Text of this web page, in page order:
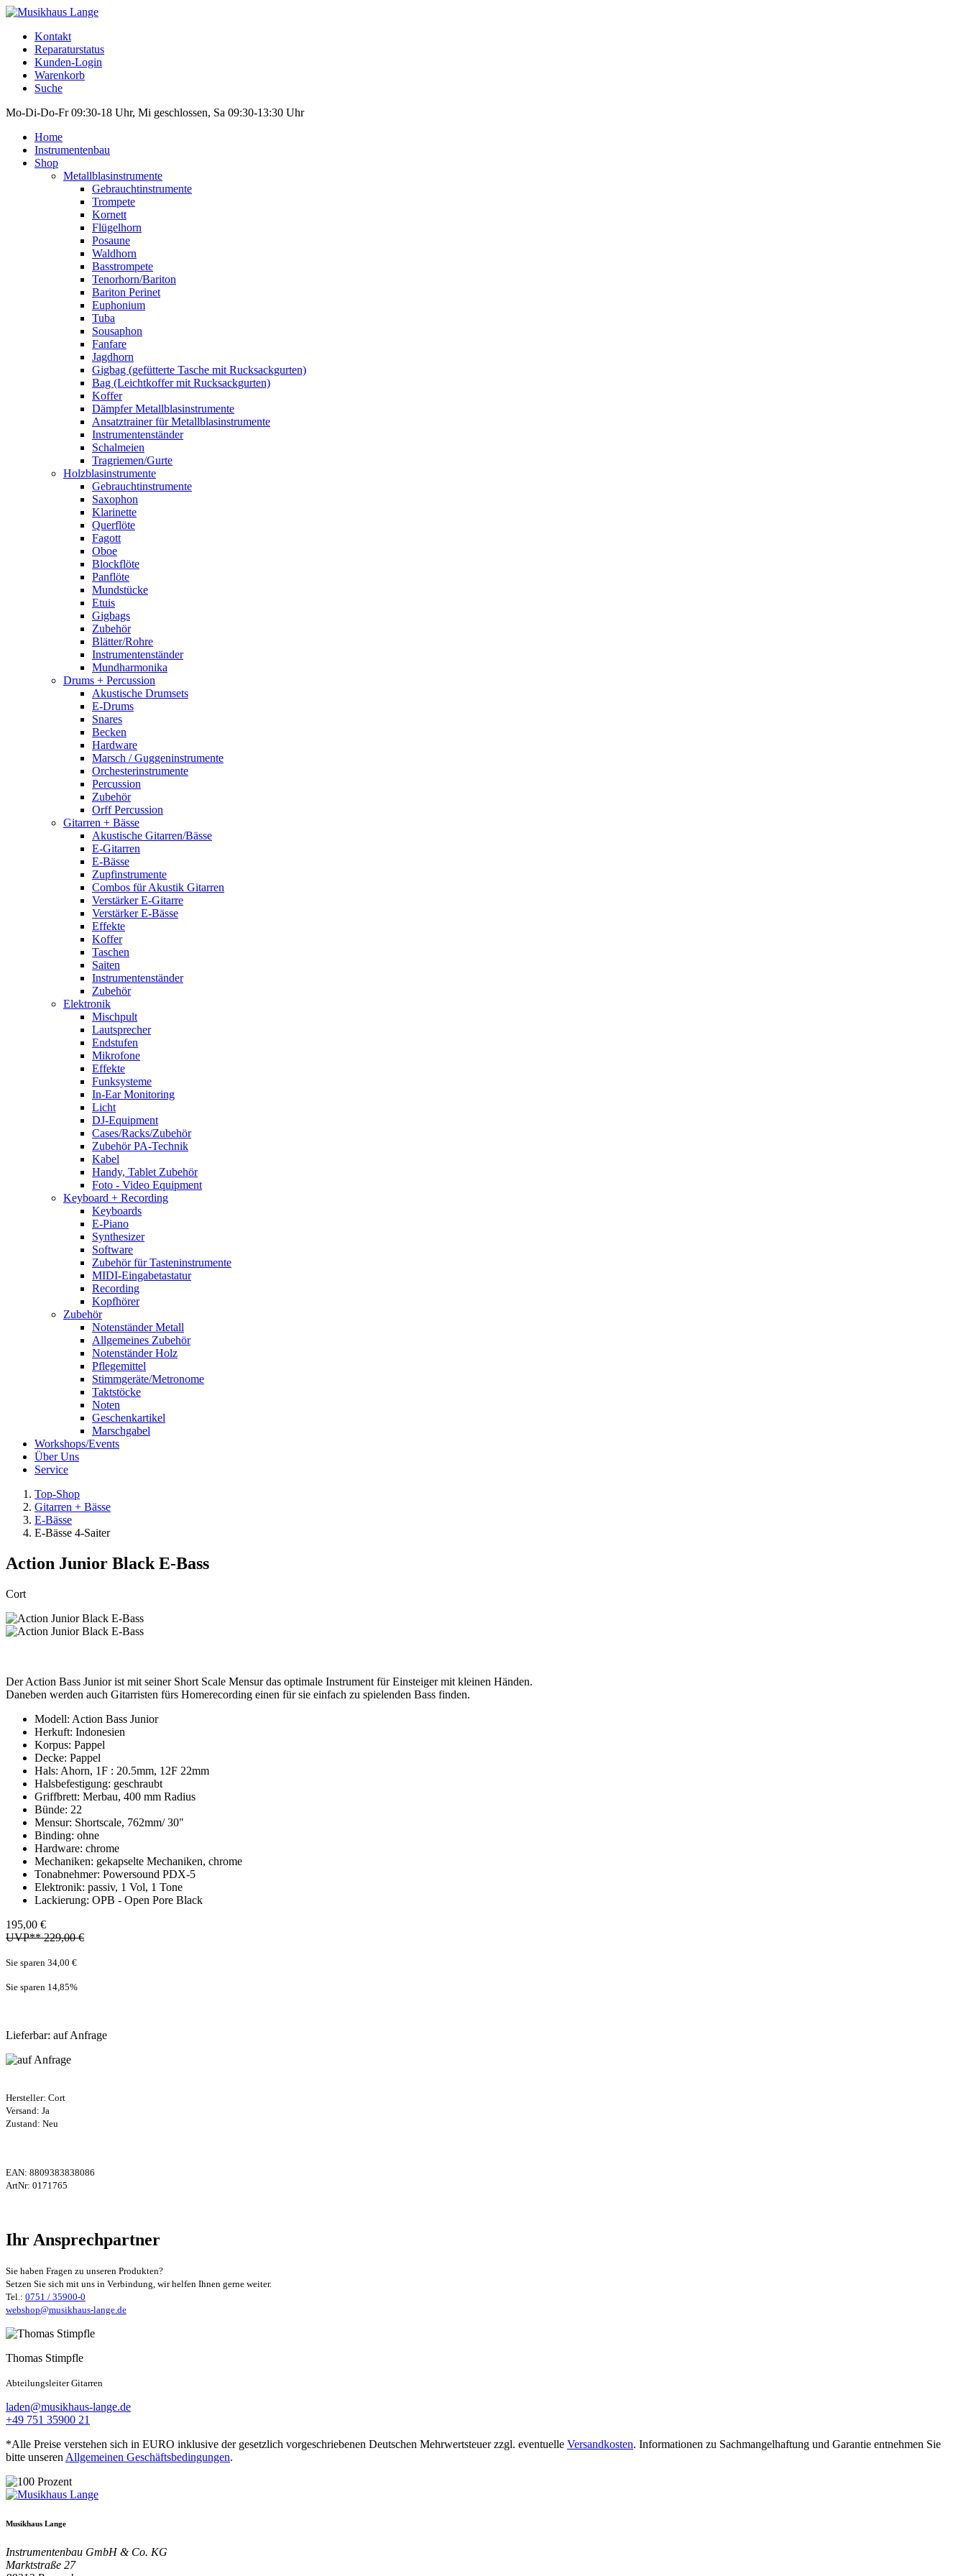
Kontakt
Reparaturstatus
Kunden-Login
Warenkorb
Suche
Mo-Di-Do-Fr 09:30-18 Uhr, Mi geschlossen, Sa 09:30-13:30 Uhr
Home
Instrumentenbau
Shop
Metallblasinstrumente
Gebrauchtinstrumente
Trompete
Kornett
Flügelhorn
Posaune
Waldhorn
Basstrompete
Tenorhorn/Bariton
Bariton Perinet
Euphonium
Tuba
Sousaphon
Fanfare
Jagdhorn
Gigbag (gefütterte Tasche mit Rucksackgurten)
Bag (Leichtkoffer mit Rucksackgurten)
Koffer
Dämpfer Metallblasinstrumente
Ansatztrainer für Metallblasinstrumente
Instrumentenständer
Schalmeien
Tragriemen/Gurte
Holzblasinstrumente
Gebrauchtinstrumente
Saxophon
Klarinette
Querflöte
Fagott
Oboe
Blockflöte
Panflöte
Mundstücke
Etuis
Gigbags
Zubehör
Blätter/Rohre
Instrumentenständer
Mundharmonika
Drums + Percussion
Akustische Drumsets
E-Drums
Snares
Becken
Hardware
Marsch / Guggeninstrumente
Orchesterinstrumente
Percussion
Zubehör
Orff Percussion
Gitarren + Bässe
Akustische Gitarren/Bässe
E-Gitarren
E-Bässe
Zupfinstrumente
Combos für Akustik Gitarren
Verstärker E-Gitarre
Verstärker E-Bässe
Effekte
Koffer
Taschen
Saiten
Instrumentenständer
Zubehör
Elektronik
Mischpult
Lautsprecher
Endstufen
Mikrofone
Effekte
Funksysteme
In-Ear Monitoring
Licht
DJ-Equipment
Cases/Racks/Zubehör
Zubehör PA-Technik
Kabel
Handy, Tablet Zubehör
Foto - Video Equipment
Keyboard + Recording
Keyboards
E-Piano
Synthesizer
Software
Zubehör für Tasteninstrumente
MIDI-Eingabetastatur
Recording
Kopfhörer
Zubehör
Notenständer Metall
Allgemeines Zubehör
Notenständer Holz
Pflegemittel
Stimmgeräte/Metronome
Taktstöcke
Noten
Geschenkartikel
Marschgabel
Workshops/Events
Über Uns
Service
Top-Shop
Gitarren + Bässe
E-Bässe
E-Bässe 4-Saiter
Action Junior Black E-Bass
Cort
Der Action Bass Junior ist mit seiner Short Scale Mensur das optimale Instrument für Einsteiger mit kleinen Händen.
Daneben werden auch Gitarristen fürs Homerecording einen für sie einfach zu spielenden Bass finden.
Modell: Action Bass Junior
Herkuft: Indonesien
Korpus: Pappel
Decke: Pappel
Hals: Ahorn, 1F : 20.5mm, 12F 22mm
Halsbefestigung: geschraubt
Griffbrett: Merbau, 400 mm Radius
Bünde: 22
Mensur: Shortscale, 762mm/ 30"
Binding: ohne
Hardware: chrome
Mechaniken: gekapselte Mechaniken, chrome
Tonabnehmer: Powersound PDX-5
Elektronik: passiv, 1 Vol, 1 Tone
Lackierung: OPB - Open Pore Black
195,00 €
UVP** 229,00 €
Sie sparen 34,00 €
Sie sparen 14,85%
Lieferbar: auf Anfrage
Hersteller: Cort
Versand: Ja
Zustand: Neu
EAN: 8809383838086
ArtNr: 0171765
Ihr Ansprechpartner
Sie haben Fragen zu unseren Produkten?
Setzen Sie sich mit uns in Verbindung, wir helfen Ihnen gerne weiter.
Tel.: 0751 / 35900-0
webshop@musikhaus-lange.de
Thomas Stimpfle
Abteilungsleiter Gitarren
laden@musikhaus-lange.de
+49 751 35900 21
*Alle Preise verstehen sich in EURO inklusive der gesetzlich vorgeschriebenen Deutschen Mehrwertsteuer zzgl. eventuelle Versandkosten. Informationen zu Sachmangelhaftung und Garantie entnehmen Sie
bitte unseren Allgemeinen Geschäftsbedingungen.
Musikhaus Lange
Instrumentenbau GmbH & Co. KG
Marktstraße 27